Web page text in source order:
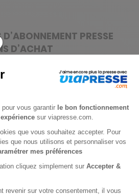
PRESSE
D’ACHAT
peuvent être inclus dans
Ces Bons d'Achat font partie
presse.
différentes ;
sur le Site
sous-traitons selon des conditions
de validité définies par nos